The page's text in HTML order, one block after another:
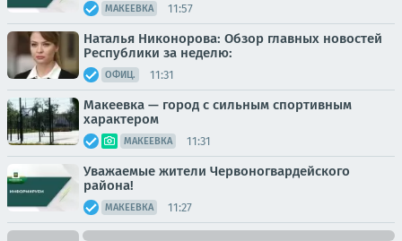
МАКЕЕВКА 11:57
Наталья Никонорова: Обзор главных новостей
Республики за неделю:
ОФИЦ. 11:31
Макеевка — город с сильным спортивным
характером
МАКЕЕВКА 11:31
Уважаемые жители Червоногвардейского
района!
МАКЕЕВКА 11:27